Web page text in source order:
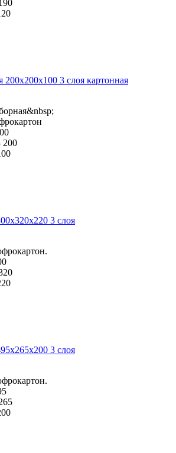
200х200х100 3 слоя картонная
3 слоя
3 слоя